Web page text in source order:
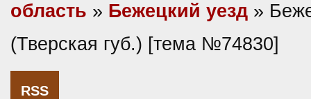
область » Бежецкий уезд »
(Тверская губ.) [тема №74830]
RSS